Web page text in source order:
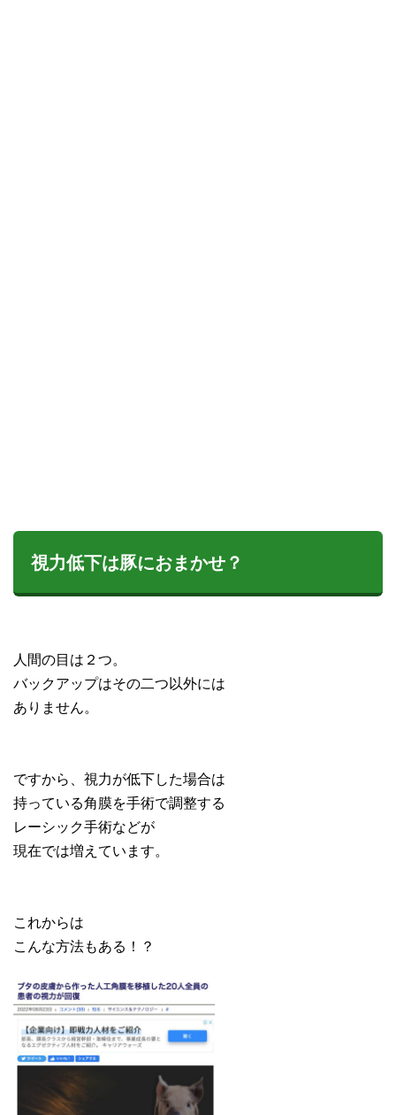
視力低下は豚におまかせ？
人間の目は２つ。
バックアップはその二つ以外には
ありません。
ですから、視力が低下した場合は
持っている角膜を手術で調整する
レーシック手術などが
現在では増えています。
これからは
こんな方法もある！？